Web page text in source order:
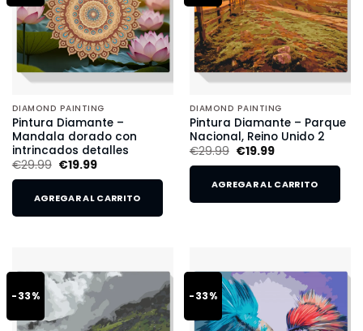
DIAMOND PAINTING
Pintura Diamante –
Mandala dorado con
intrincados detalles
€29.99 €19.99
AGREGAR AL CARRITO
DIAMOND PAINTING
Pintura Diamante – Parque
Nacional, Reino Unido 2
€29.99 €19.99
AGREGAR AL CARRITO
-33% -33%